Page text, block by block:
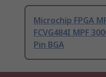
Microchip FPGA
FCVG484I MPF
Pin BGA